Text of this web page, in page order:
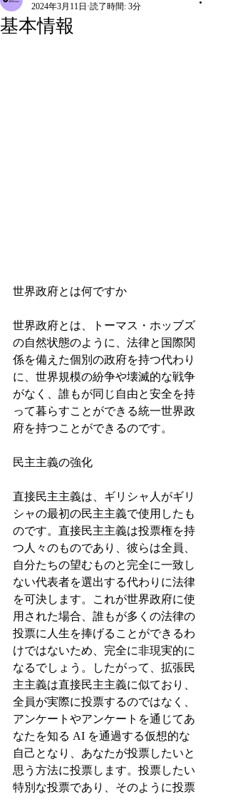
基本情報
2024年3月11日 読了時間: 3分
世界政府とは何ですか
世界政府とは、トーマス・ホッブズ
の自然状態のように、法律と国際関
係を備えた個別の政府を持つ代わり
に、世界規模の紛争や壊滅的な戦争
がなく、誰もが同じ自由と安全を持
って暮らすことができる統一世界政
府を持つことができるのです。
民主主義の強化
直接民主主義は、ギリシャ人がギリ
シャの最初の民主主義で使用したも
のです。直接民主主義は投票権を持
つ人々のものであり、彼らは全員、
自分たちの望むものと完全に一致し
ない代表者を選出する代わりに法律
を可決します。これが世界政府に使
用された場合、誰もが多くの法律の
投票に人生を捧げることができるわ
けではないため、完全に非現実的に
なるでしょう。したがって、拡張民
主主義は直接民主主義に似ており、
全員が実際に投票するのではなく、
アンケートやアンケートを通じてあ
なたを知る AI を通過する仮想的な
自己となり、あなたが投票したいと
思う方法に投票します。投票したい
特別な投票であり、そのように投票